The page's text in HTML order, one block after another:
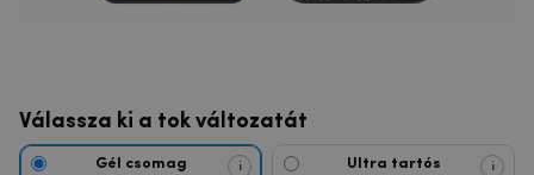
Válassza ki a tok változatát
Gél csomag i Ultra tartós i